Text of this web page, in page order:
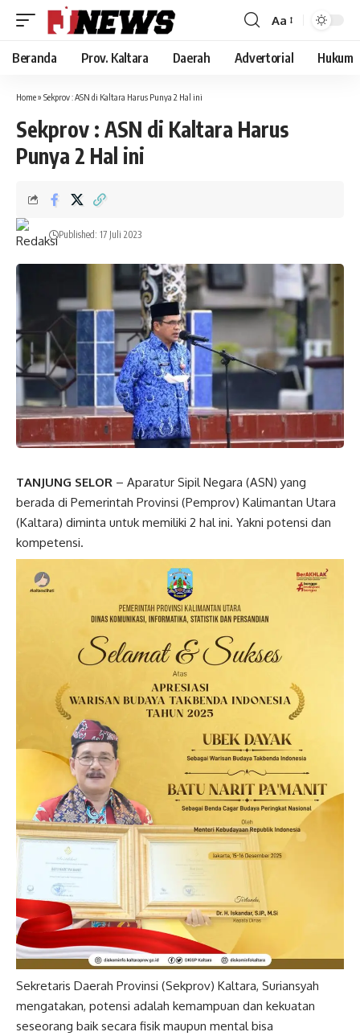
Font
Resizer
Aa
Beranda Prov. Kaltara Daerah Advertorial Hukum
Home» Sekprov : ASN di Kaltara Harus Punya 2 Hal ini
Sekprov : ASN di Kaltara Harus
Punya 2 Hal ini
Published: 17 Juli 2023
TANJUNG SELOR – Aparatur Sipil Negara (ASN) yang
berada di Pemerintah Provinsi (Pemprov) Kalimantan Utara
(Kaltara) diminta untuk memiliki 2 hal ini. Yakni potensi dan
kompetensi.
Sekretaris Daerah Provinsi (Sekprov) Kaltara, Suriansyah
mengatakan, potensi adalah kemampuan dan kekuatan
seseorang baik secara fisik maupun mental bisa